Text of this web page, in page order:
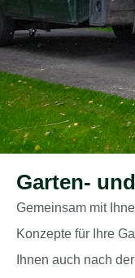
Garten-
Gemeinsam mit
Konzepte für Ihre
Ihnen auch nach